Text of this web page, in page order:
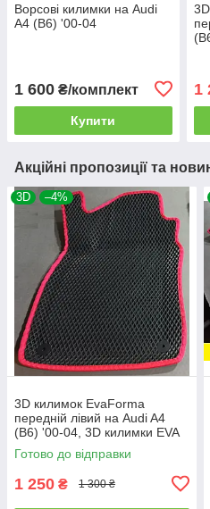
Ворсові килимки на Audi
A4 (B6) '00-04
1 600 ₴/комплект
Купити
1
Акційні пропозиції та
3D –4%
3D килимок EvaForma
передній лівий на Audi A4
(B6) '00-04, 3D килимки EVA
Готово до відправки
1 250 ₴ 1 300 ₴